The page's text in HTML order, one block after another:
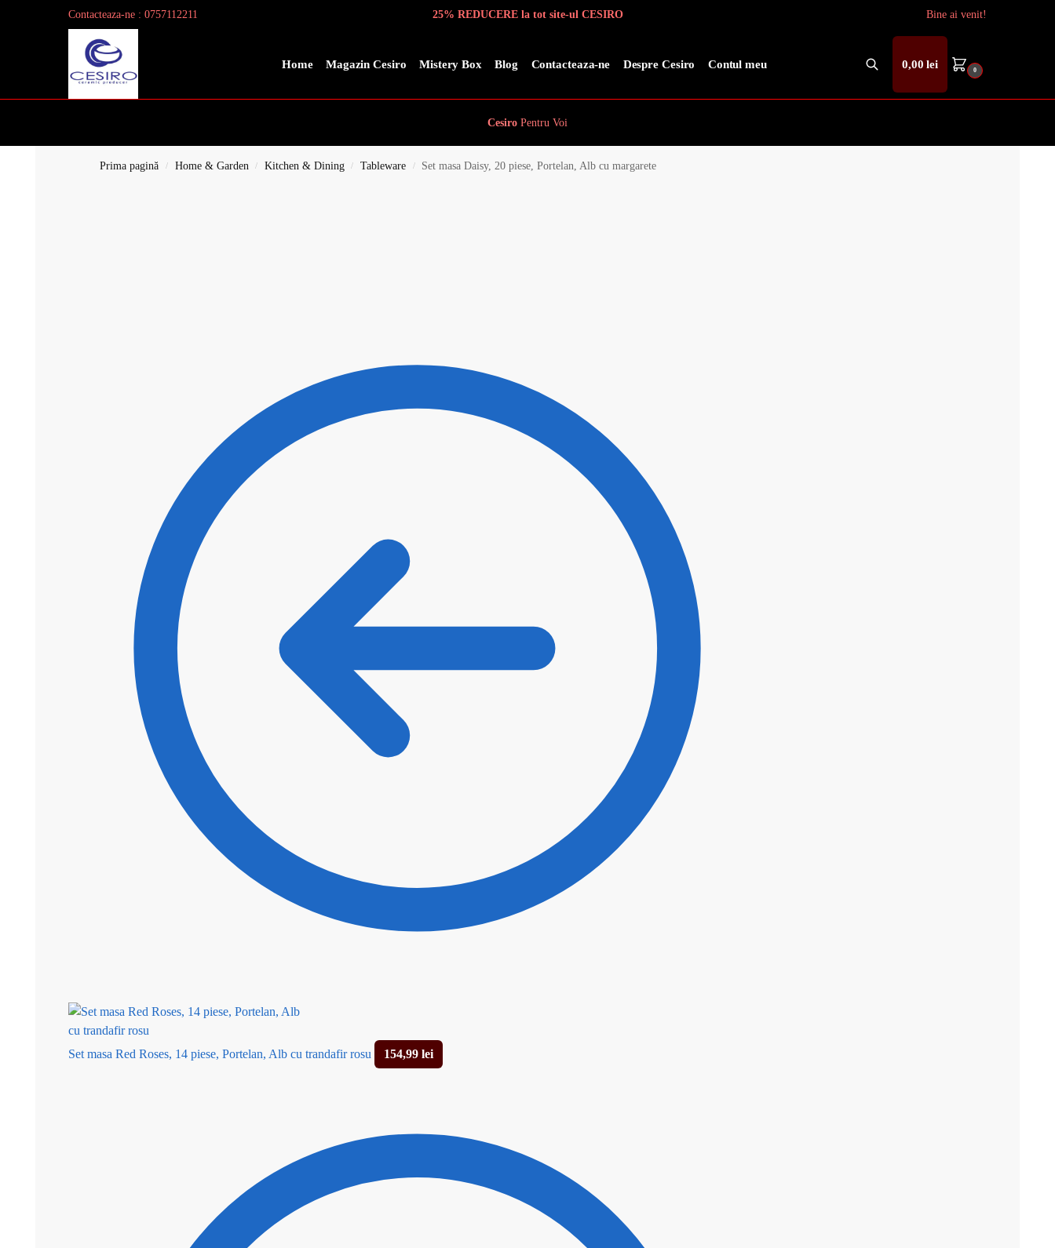
Contacteaza-ne : 0757112211 25% REDUCERE la tot site-ul CESIRO Bine ai venit!
Home Magazin Cesiro Mistery Box Blog Contacteaza-ne Despre Cesiro Contul meu
Search
0,00lei 0
Cesiro Pentru Voi
Prima pagină / Home & Garden / Kitchen & Dining / Tableware / Set masa Daisy, 20 piese, Portelan, Alb cu margarete
Set masa Red Roses, 14 piese, Portelan, Alb cu trandafir rosu 154,99 lei